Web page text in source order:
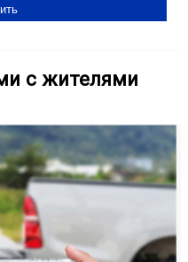
с жителями